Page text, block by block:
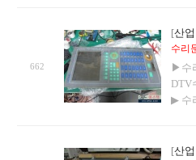
662
[산
수리
▶수
DTV
▶ 수
[산